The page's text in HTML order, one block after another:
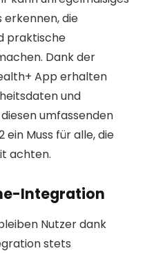
die
praktische
Dank der
App erhalten
und
umfassenden
ein Muss für alle, die
achten.
Integration
Nutzer dank
stets